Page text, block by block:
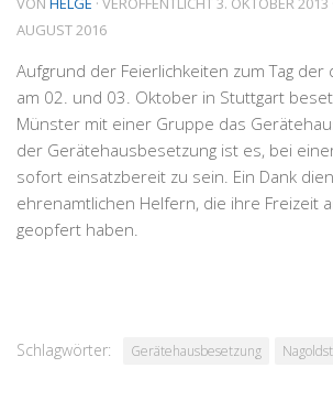
AUGUST 2016
Aufgrund der Feierlichkeiten zum Tag
am 02. und 03. Oktober in Stuttgart
Münster mit einer Gruppe das
der Gerätehausbesetzung ist es, bei
sofort einsatzbereit zu sein. Ein Dank
ehrenamtlichen Helfern, die ihre Freizeit
geopfert haben.
Schlagwörter: Gerätehausbesetzung